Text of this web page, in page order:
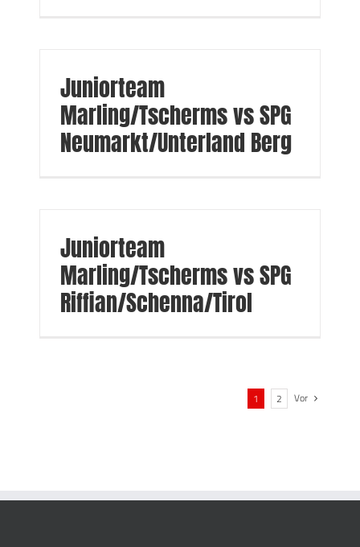
Juniorteam
Marling/Tscherms vs SPG
Neumarkt/Unterland Berg
Juniorteam
Marling/Tscherms vs SPG
Riffian/Schenna/Tirol
1 2 Vor